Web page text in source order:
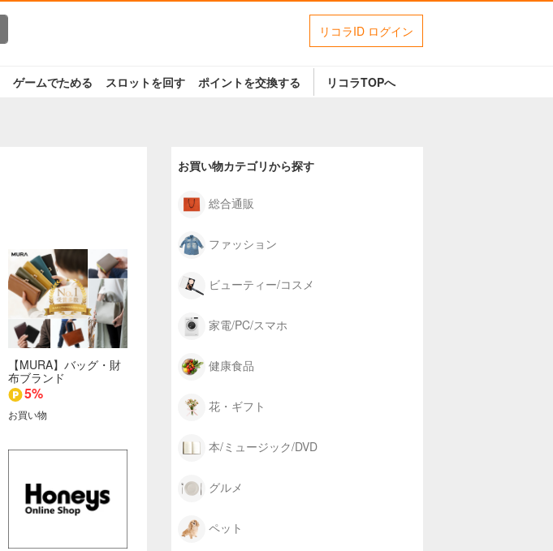
リコラID ログイン
ゲームでためる スロットを回す ポイントを交換する リコラTOPへ
【MURA】バッグ・財
布ブランド
5%
お買い物
お買い物カテゴリから探す
総合通販
ファッション
ビューティー/コスメ
家電/PC/スマホ
健康食品
花・ギフト
本/ミュージック/DVD
グルメ
ペット